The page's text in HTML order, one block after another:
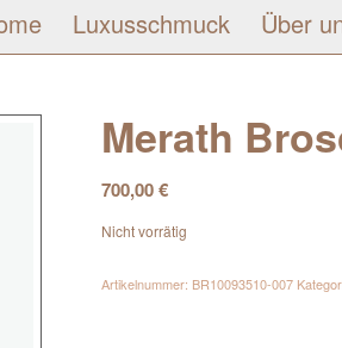
Luxusschmuck Über
Merath
700,00€
Nicht vorrätig
Artikelnummer: BR10093510-007